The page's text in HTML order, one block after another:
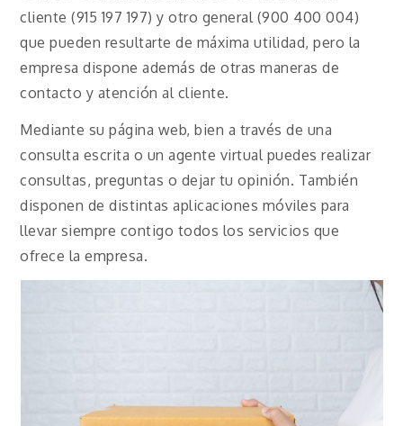
cliente (915 197 197) y otro general (900 400 004)
que pueden resultarte de máxima utilidad, pero la
empresa dispone además de otras maneras de
contacto y atención al cliente.
Mediante su página web, bien a través de una
consulta escrita o un agente virtual puedes realizar
consultas, preguntas o dejar tu opinión. También
disponen de distintas aplicaciones móviles para
llevar siempre contigo todos los servicios que
ofrece la empresa.